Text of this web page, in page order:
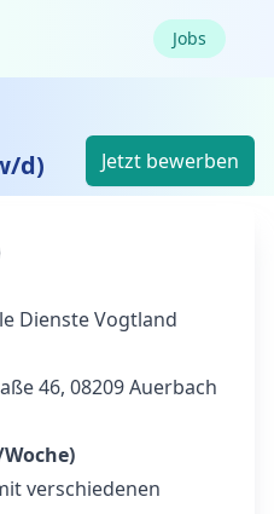
Jobs
d) Jetzt bewerben
Dienste Vogtland
46, 08209 Auerbach
verschiedenen